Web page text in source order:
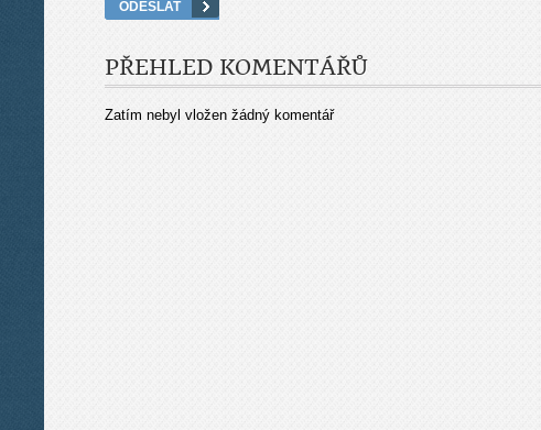
PŘEHLED KOMENTÁŘŮ
Zatím nebyl vložen žádný komentář